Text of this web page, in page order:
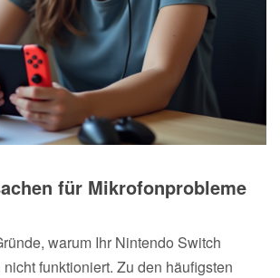
für Mikrofonprobleme
warum Ihr Nintendo Switch
funktioniert. Zu den häufigsten